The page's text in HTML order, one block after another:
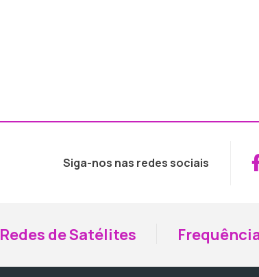
Siga-nos nas redes sociais
Redes de Satélites